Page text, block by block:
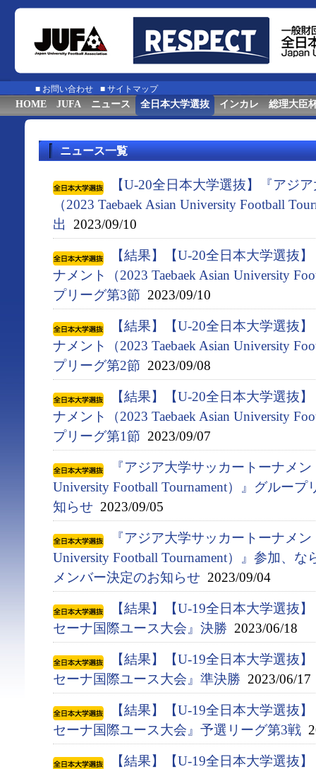
■ お問い合わせ ■ サイトマップ
HOME JUFA ニュース 全日本大学選抜 インカレ 総理大臣
ニュース一覧
【U-20全日本大学選抜】『アジ
（2023 Taebaek Asian University Football
出
2023/09/10
【結果】【U-20全日本大学選抜
ナメント（2023 Taebaek Asian University
プリーグ第3節 2023/09/10
【結果】【U-20全日本大学選抜
ナメント（2023 Taebaek Asian University
プリーグ第2節 2023/09/08
【結果】【U-20全日本大学選抜
ナメント（2023 Taebaek Asian University
プリーグ第1節 2023/09/07
『アジア⼤学サッカートーナメン
University Football Tournament）』グルー
知らせ 2023/09/05
『アジア⼤学サッカートーナメン
University Football Tournament）』参加、
メンバー決定のお知らせ 2023/09/04
【結果】【U-19全日本大学選抜
セーナ国際ユース大会』決勝 2023/06/18
【結果】【U-19全日本大学選抜
セーナ国際ユース大会』準決勝 2023/06/17
【結果】【U-19全日本大学選抜
セーナ国際ユース大会』予選リーグ第3戦
【結果】【U-19全日本大学選抜